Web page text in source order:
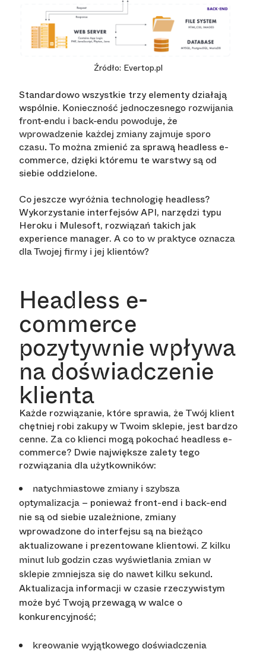
Źródło: Evertop.pl
Standardowo wszystkie trzy elementy działają
wspólnie. Konieczność jednoczesnego rozwijania
front-endu i back-endu powoduje, że
wprowadzenie każdej zmiany zajmuje sporo
czasu. To można zmienić za sprawą headless e-
commerce, dzięki któremu te warstwy są od
siebie oddzielone.
Co jeszcze wyróżnia technologię headless?
Wykorzystanie interfejsów API, narzędzi typu
Heroku i Mulesoft, rozwiązań takich jak
experience manager. A co to w praktyce oznacza
dla Twojej firmy i jej klientów?
Headless e-
commerce
pozytywnie wpływa
na doświadczenie
klienta
Każde rozwiązanie, które sprawia, że Twój klient
chętniej robi zakupy w Twoim sklepie, jest bardzo
cenne. Za co klienci mogą pokochać headless e-
commerce? Dwie największe zalety tego
rozwiązania dla użytkowników:
natychmiastowe zmiany i szybsza
optymalizacja – ponieważ front-end i back-end
nie są od siebie uzależnione, zmiany
wprowadzone do interfejsu są na bieżąco
aktualizowane i prezentowane klientowi. Z kilku
minut lub godzin czas wyświetlania zmian w
sklepie zmniejsza się do nawet kilku sekund.
Aktualizacja informacji w czasie rzeczywistym
może być Twoją przewagą w walce o
konkurencyjność;
kreowanie wyjątkowego doświadczenia